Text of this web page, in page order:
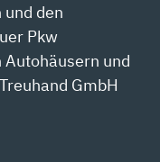
den
Pkw
und
GmbH